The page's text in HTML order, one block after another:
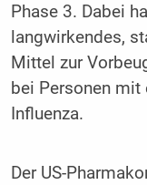
Phase 3. Dabei
langwirkendes,
Mittel zur
bei Personen
Influenza.
Der US-